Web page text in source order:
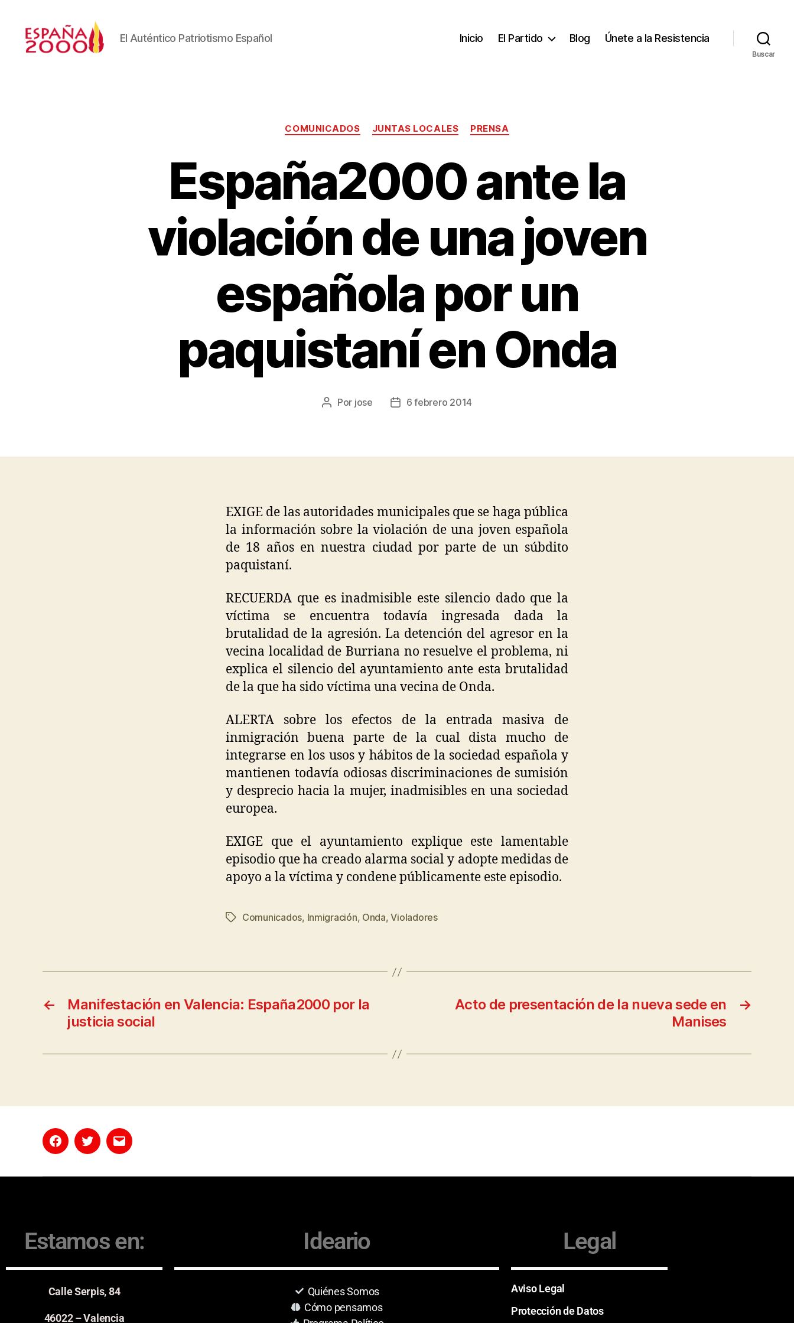
El Auténtico Patriotismo Español Inicio El Partido Blog Únete a la Resistencia
Buscar
COMUNICADOS JUNTAS LOCALES PRENSA
España2000 ante la
violación de una joven
española por un
paquistaní en Onda
Por jose 6 febrero 2014
EXIGE de las autoridades municipales que se haga pública
la información sobre la violación de una joven española
de 18 años en nuestra ciudad por parte de un súbdito
paquistaní.
RECUERDA que es inadmisible este silencio dado que la
víctima se encuentra todavía ingresada dada la
brutalidad de la agresión. La detención del agresor en la
vecina localidad de Burriana no resuelve el problema, ni
explica el silencio del ayuntamiento ante esta brutalidad
de la que ha sido víctima una vecina de Onda.
ALERTA sobre los efectos de la entrada masiva de
inmigración buena parte de la cual dista mucho de
integrarse en los usos y hábitos de la sociedad española y
mantienen todavía odiosas discriminaciones de sumisión
y desprecio hacia la mujer, inadmisibles en una sociedad
europea.
EXIGE que el ayuntamiento explique este lamentable
episodio que ha creado alarma social y adopte medidas de
apoyo a la víctima y condene públicamente este episodio.
Comunicados, Inmigración, Onda,Violadores
←
Manifestación en Valencia: España2000 por la
justicia social
→
Acto de presentación de la nueva sede en
Manises
Estamos en:
Calle Serpis, 84
46022 – Valencia
Ideario
Quiénes Somos
Cómo pensamos
Legal
Aviso Legal
Protección de Datos